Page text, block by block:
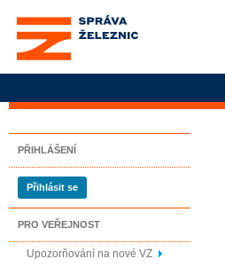
Správa železnic, státní
organizace
PŘIHLÁŠENÍ
Přihlásit se
PRO VEŘEJNOST
Upozorňování na nové VZ